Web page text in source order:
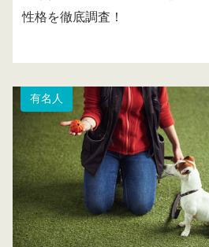
性格を徹底調査！
有名人